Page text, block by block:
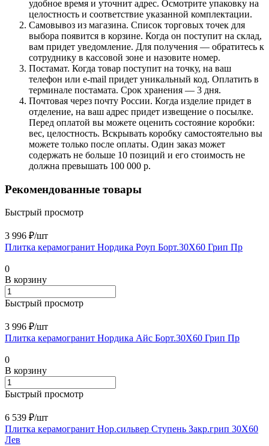
удобное время и уточнит адрес. Осмотрите упаковку на
целостность и соответствие указанной комплектации.
Самовывоз из магазина. Список торговых точек для
выбора появится в корзине. Когда он поступит на склад,
вам придет уведомление. Для получения — обратитесь к
сотруднику в кассовой зоне и назовите номер.
Постамат. Когда товар поступит на точку, на ваш
телефон или e-mail придет уникальный код. Оплатить в
терминале постамата. Срок хранения — 3 дня.
Почтовая через почту России. Когда изделие придет в
отделение, на ваш адрес придет извещение о посылке.
Перед оплатой вы можете оценить состояние коробки:
вес, целостность. Вскрывать коробку самостоятельно вы
можете только после оплаты. Один заказ может
содержать не больше 10 позиций и его стоимость не
должна превышать 100 000 р.
Рекомендованные товары
Быстрый просмотр
3 996 ₽/шт
Плитка керамогранит Нордика Роуп Борт.30X60 Грип Пр
0
В корзину
Быстрый просмотр
3 996 ₽/шт
Плитка керамогранит Нордика Айс Борт.30X60 Грип Пр
0
В корзину
Быстрый просмотр
6 539 ₽/шт
Плитка керамогранит Нор.сильвер Ступень Закр.грип 30X60
Лев